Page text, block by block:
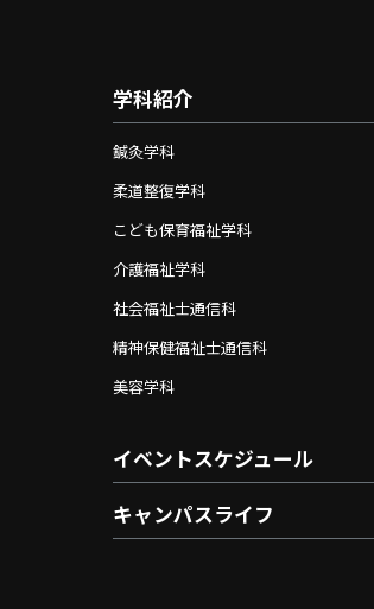
学科紹介
鍼灸学科
柔道整復学科
こども保育福祉学科
介護福祉学科
社会福祉士通信科
精神保健福祉士通信科
美容学科
イベントスケジュール
キャンパスライフ